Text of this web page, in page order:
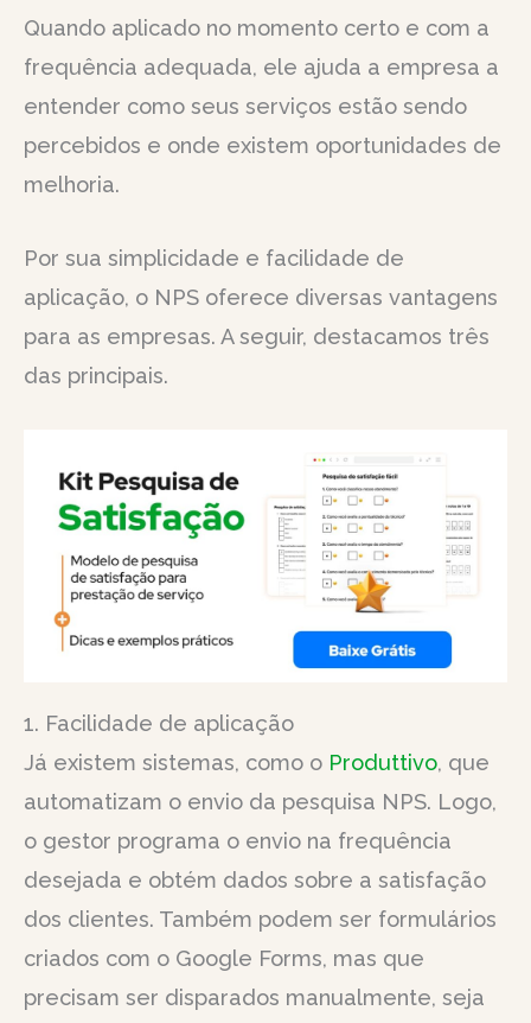
Quando aplicado no momento certo e com a
frequência adequada, ele ajuda a empresa a
entender como seus serviços estão sendo
percebidos e onde existem oportunidades de
melhoria.
Por sua simplicidade e facilidade de
aplicação, o NPS oferece diversas vantagens
para as empresas. A seguir, destacamos três
das principais.
1. Facilidade de aplicação
Já existem sistemas, como o Produttivo, que
automatizam o envio da pesquisa NPS. Logo,
o gestor programa o envio na frequência
desejada e obtém dados sobre a satisfação
dos clientes. Também podem ser formulários
criados com o Google Forms, mas que
precisam ser disparados manualmente, seja